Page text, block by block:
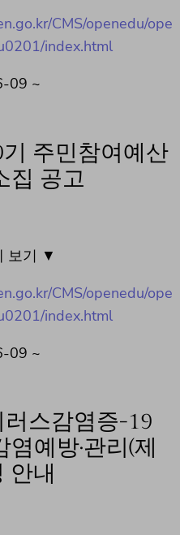
CMS/openedu/ope
index.html
09 ~
주민참여예산
집 공고
보기 ▼
CMS/openedu/ope
index.html
09 ~
스감염증-19
예방·관리(제
안내